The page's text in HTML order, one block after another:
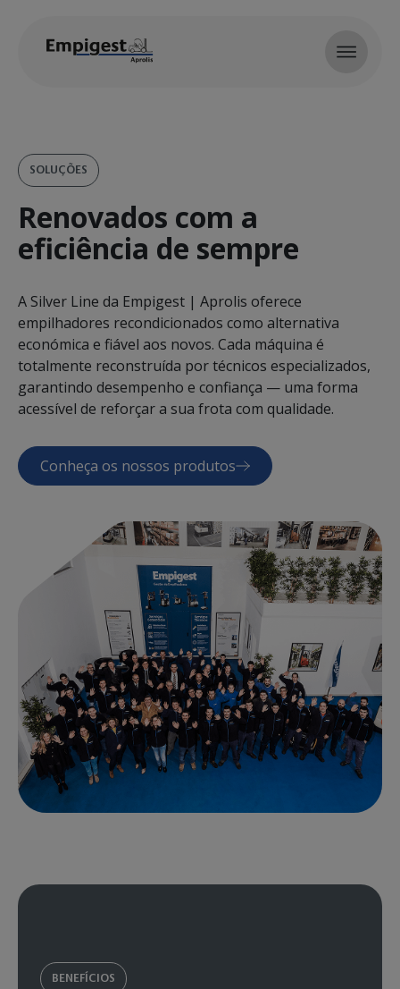
SOLUÇÕES
Renovados com a
eficiência de sempre
A Silver Line da Empigest | Aprolis oferece
empilhadores recondicionados como alternativa
económica e fiável aos novos. Cada máquina é
totalmente reconstruída por técnicos especializados,
garantindo desempenho e confiança — uma forma
acessível de reforçar a sua frota com qualidade.
Conheça os nossos produtos
BENEFÍCIOS